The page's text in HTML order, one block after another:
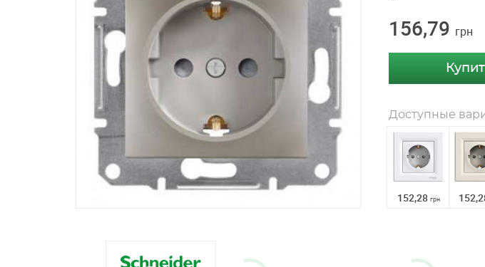
156,79 грн
Доступные
152,28 грн